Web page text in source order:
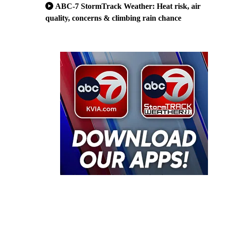
ABC-7 StormTrack Weather: Heat risk, air
quality, concerns & climbing rain chance